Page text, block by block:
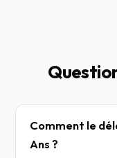
Comment le
Ans ?